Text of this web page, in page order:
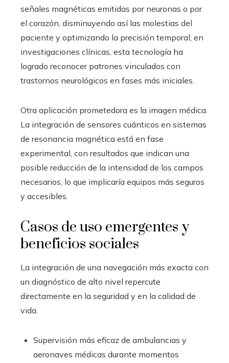
señales magnéticas emitidas por neuronas o por
el corazón, disminuyendo así las molestias del
paciente y optimizando la precisión temporal; en
investigaciones clínicas, esta tecnología ha
logrado reconocer patrones vinculados con
trastornos neurológicos en fases más iniciales.
Otra aplicación prometedora es la imagen médica.
La integración de sensores cuánticos en sistemas
de resonancia magnética está en fase
experimental, con resultados que indican una
posible reducción de la intensidad de los campos
necesarios, lo que implicaría equipos más seguros
y accesibles.
Casos de uso emergentes y
beneficios sociales
La integración de una navegación más exacta con
un diagnóstico de alto nivel repercute
directamente en la seguridad y en la calidad de
vida.
Supervisión más eficaz de ambulancias y
aeronaves médicas durante momentos